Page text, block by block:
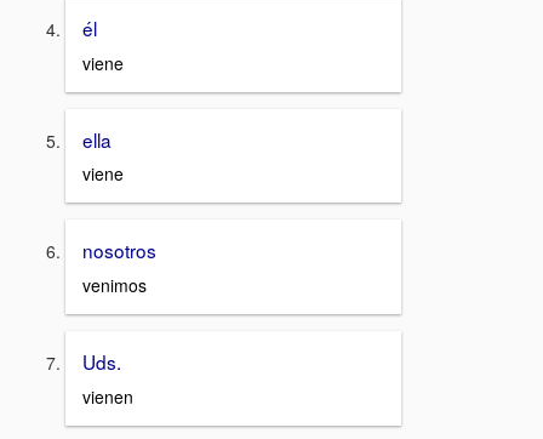
él
viene
ella
viene
nosotros
venimos
Uds.
vienen